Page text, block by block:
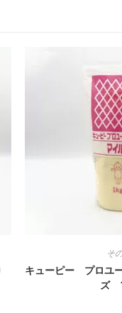
そ
キューピー プロユ
ズ